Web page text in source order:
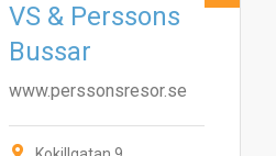
VS & Perssons
Bussar
www.perssonsresor.se